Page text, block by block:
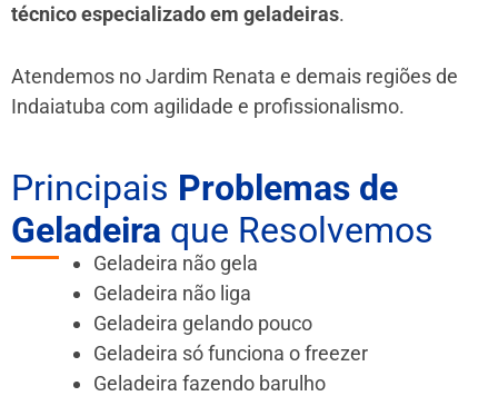
técnico especializado em geladeiras.
Atendemos no Jardim Renata e demais regiões de
Indaiatuba com agilidade e profissionalismo.
Principais Problemas de
Geladeira que Resolvemos
Geladeira não gela
Geladeira não liga
Geladeira gelando pouco
Geladeira só funciona o freezer
Geladeira fazendo barulho